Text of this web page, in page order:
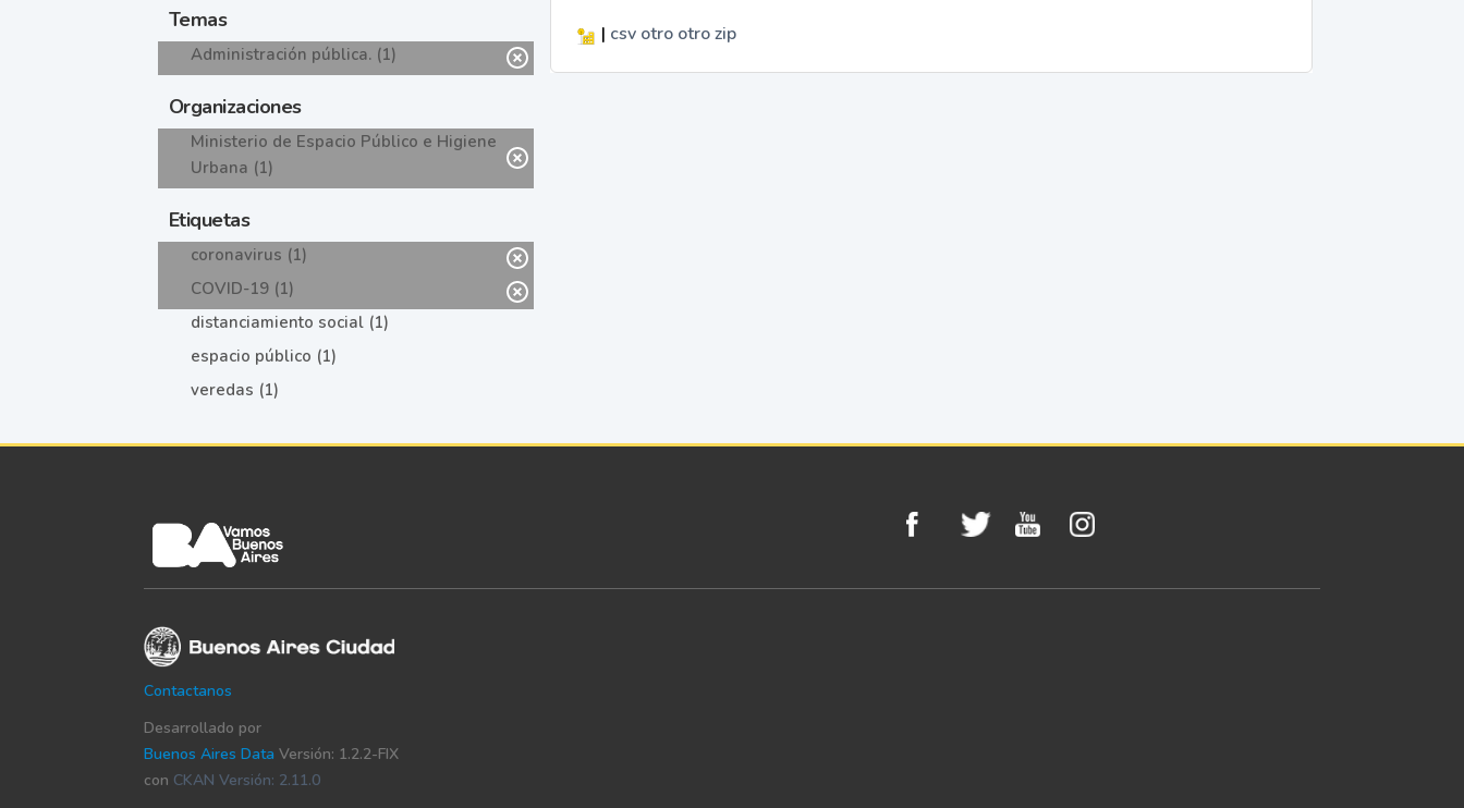
Temas
Administración pública. (1)
Organizaciones
Ministerio de Espacio Público e Higiene
Urbana (1)
Etiquetas
coronavirus (1)
COVID-19 (1)
distanciamiento social (1)
espacio público (1)
veredas (1)
| csv otro otrozip
Contactanos
Desarrollado por
Buenos Aires Data Versión: 1.2.2-FIX
con CKAN Versión: 2.11.0